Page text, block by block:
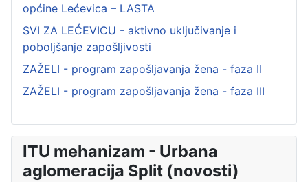
općine Lećevica – LASTA
SVI ZA LEĆEVICU - aktivno uključivanje i
poboljšanje zapošljivosti
ZAŽELI - program zapošljavanja žena - faza II
ZAŽELI - program zapošljavanja žena - faza III
ITU mehanizam - Urbana
aglomeracija Split (novosti)